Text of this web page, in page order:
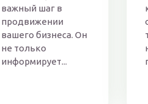
важный шаг в
продвижении
вашего бизнеса. Он
не только
информирует...